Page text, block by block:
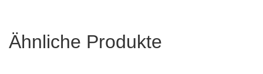
Ähnliche Produkte